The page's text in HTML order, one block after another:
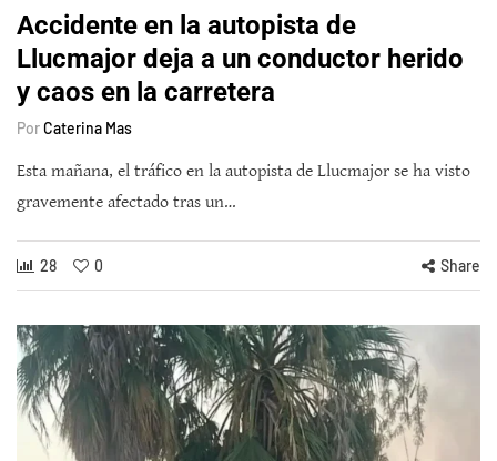
Accidente en la autopista de
Llucmajor deja a un conductor herido
y caos en la carretera
PorCaterina Mas
Esta mañana, el tráfico en la autopista de Llucmajor se ha visto
gravemente afectado tras un…
28 0 Share